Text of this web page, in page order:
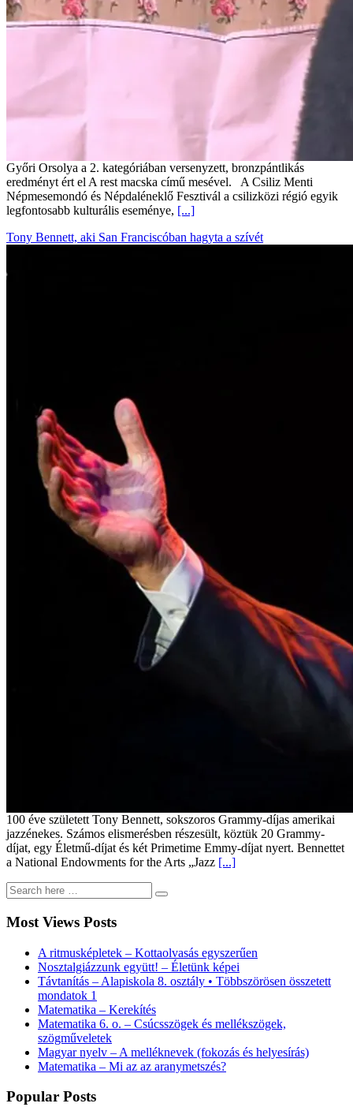
Győri Orsolya a 2. kategóriában versenyzett, bronzpántlikás
eredményt ért el A rest macska című mesével. A Csiliz Menti
Népmesemondó és Népdaléneklő Fesztivál a csilizközi régió egyik
legfontosabb kulturális eseménye, [...]
Tony Bennett, aki San Franciscóban hagyta a szívét
100 éve született Tony Bennett, sokszoros Grammy-díjas amerikai
jazzénekes. Számos elismerésben részesült, köztük 20 Grammy-
díjat, egy Életmű-díjat és két Primetime Emmy-díjat nyert. Bennettet
a National Endowments for the Arts „Jazz [...]
Most Views Posts
A ritmusképletek – Kottaolvasás egyszerűen
Nosztalgiázzunk együtt! – Életünk képei
Távtanítás – Alapiskola 8. osztály • Többszörösen összetett
mondatok 1
Matematika – Kerekítés
Matematika 6. o. – Csúcsszögek és mellékszögek,
szögműveletek
Magyar nyelv – A melléknevek (fokozás és helyesírás)
Matematika – Mi az az aranymetszés?
Popular Posts